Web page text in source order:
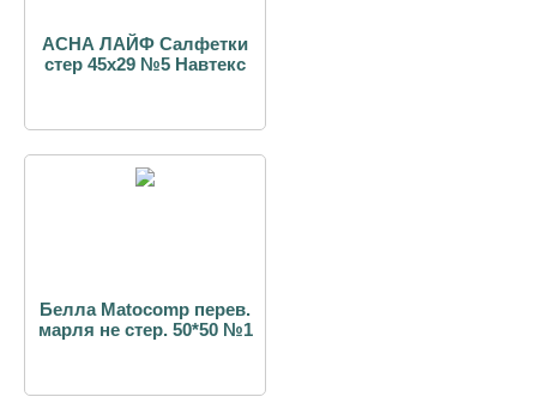
АСНА ЛАЙФ Салфетки
стер 45х29 №5 Навтекс
Белла Matocomp перев.
марля не стер. 50*50 №1